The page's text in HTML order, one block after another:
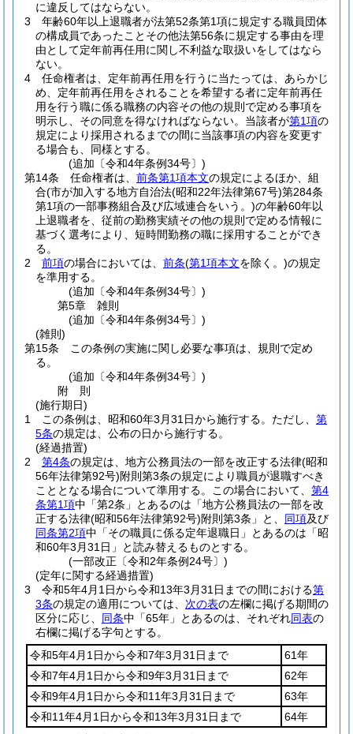
に違反してはならない。
3
年齢60年以上退職者が法第52条第1項に規定する職員団体
の構成員であったことその他法第56条に規定する事由を理
由として定年前再任用に関し不利益な取扱いをしてはなら
ない。
4
任命権者は、定年前再任用を行うに当たっては、あらかじ
め、定年前再任用をされることを希望する者に定年前再任
用を行う職に係る職務の内容その他の規則で定める事項を
明示し、その同意を得なければならない。 当該者が第1項の
規定により採用されるまでの間に当該事項の内容を変更す
る場合も、同様とする。
(追加〔令和4年条例34号〕)
第14条
任命権者は、 前条第1項本文の規定によるほか、組
合(市が加入する地方自治法(昭和22年法律第67号)第284条
第1項の一部事務組合及び広域連合をいう。)の年齢60年以
上退職者を、従前の勤務実績その他の規則で定める情報に
基づく選考により、短時間勤務の職に採用することができ
る。
2
前項の場合においては、 前条(第1項本文を除く。)の規定
を準用する。
(追加〔令和4年条例34号〕)
第5章
雑則
(追加〔令和4年条例34号〕)
(雑則)
第15条
この条例の実施に関し必要な事項は、規則で定め
る。
(追加〔令和4年条例34号〕)
附 則
(施行期日)
1
この条例は、昭和60年3月31日から施行する。 ただし、 第
5条の規定は、公布の日から施行する。
(経過措置)
2
第4条の規定は、地方公務員法の一部を改正する法律(昭和
56年法律第92号)附則第3条の規定により職員が退職すべき
こととなる場合について準用する。
この場合において、 第4
条第1項中「第2条」とあるのは「地方公務員法の一部を改
正する法律(昭和56年法律第92号)附則第3条」と、 同項及び
同条第2項中「その職員に係る定年退職日」とあるのは「昭
和60年3月31日」と読み替えるものとする。
(一部改正〔令和2年条例24号〕)
(定年に関する経過措置)
3
令和5年4月1日から令和13年3月31日までの間における第
3条の規定の適用については、 次の表の左欄に掲げる期間の
区分に応じ、 同条中「65年」とあるのは、それぞれ同表の
右欄に掲げる字句とする。
令和5年4月1日から令和7年3月31日まで
61年
令和7年4月1日から令和9年3月31日まで
62年
令和9年4月1日から令和11年3月31日まで
63年
令和11年4月1日から令和13年3月31日まで
64年